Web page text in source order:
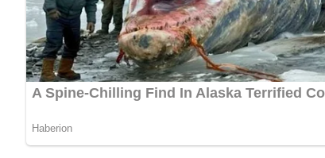
1 Teelöffel Salz
100 g getrocknete chinesische Pilze oder Steinpilze
2 Eßlöffel Öl
1 kleine Dose Sojabohnensprossen
30 g Glasnudeln
Sojasoße